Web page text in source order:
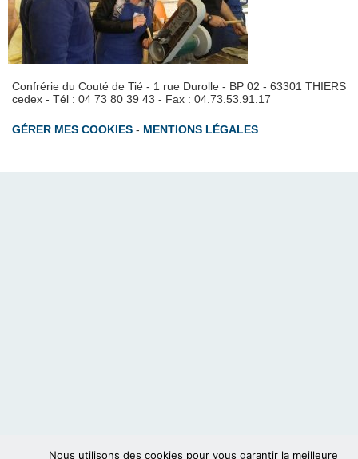
Confrérie du Couté de Tié - 1 rue Durolle - BP 02 - 63301 THIERS
cedex - Tél : 04 73 80 39 43 - Fax : 04.73.53.91.17
GÉRER MES COOKIES - MENTIONS LÉGALES
Nous utilisons des cookies pour vous garantir la meilleure